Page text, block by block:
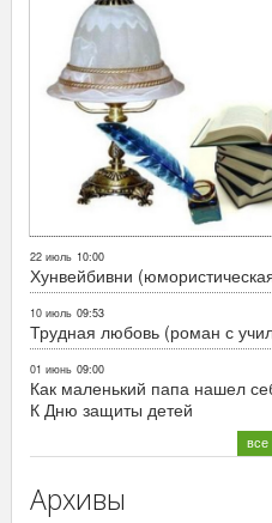
22 июль 10:00
Хунвейбивни
10 июль 09:53
Трудная любовь (роман с
01 июнь 09:00
Как маленький папа нашел
К Дню защиты детей
Архивы